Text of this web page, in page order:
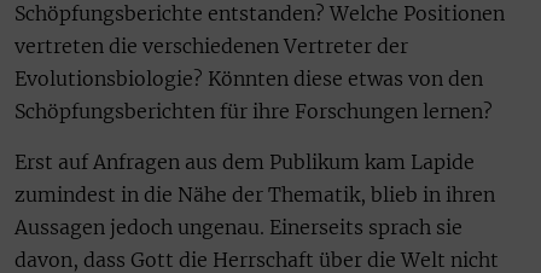
Schöpfungsberichte entstanden? Welche Positionen
vertreten die verschiedenen Vertreter der
Evolutionsbiologie? Könnten diese etwas von den
Schöpfungsberichten für ihre Forschungen lernen?
Erst auf Anfragen aus dem Publikum kam Lapide
zumindest in die Nähe der Thematik, blieb in ihren
Aussagen jedoch ungenau. Einerseits sprach sie
davon, dass Gott die Herrschaft über die Welt nicht